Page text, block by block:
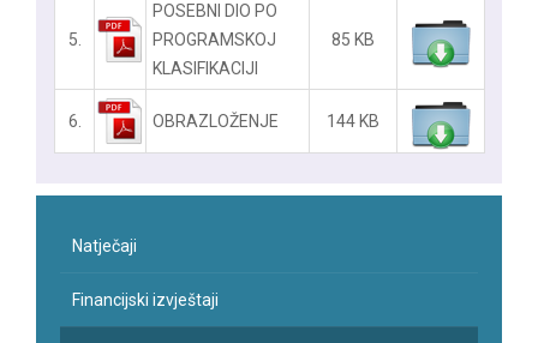
5.
POSEBNI DIO PO
PROGRAMSKOJ
KLASIFIKACIJI
85 KB
6. OBRAZLOŽENJE 144 KB
Natječaji
Financijski izvještaji